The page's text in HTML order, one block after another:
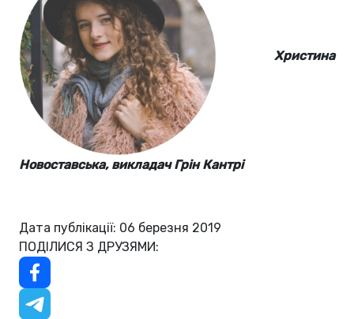
Христина
Новоставська, викладачГрін Кантрі
Дата публікації: 06 березня 2019
ПОДІЛИСЯ З ДРУЗЯМИ: